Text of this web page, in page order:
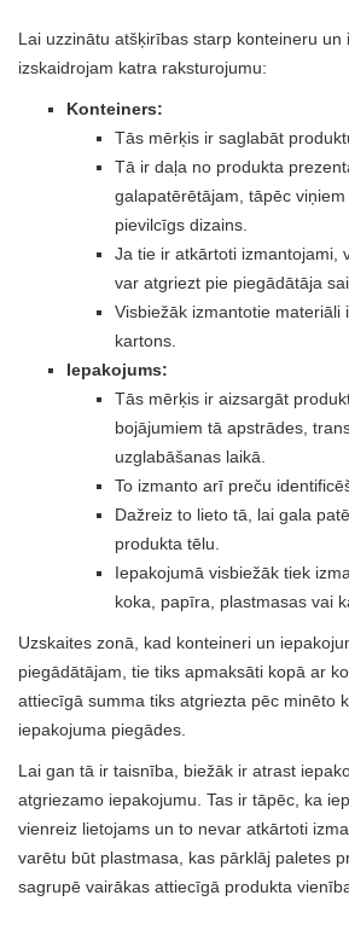
Lai uzzinātu atšķirības starp konteineru un
izskaidrojam katra raksturojumu:
Konteiners:
Tās mērķis ir saglabāt
Tā ir daļa no produkta
galapatērētājam, tāpēc
pievilcīgs dizains.
Ja tie ir atkārtoti izmantojami,
var atgriezt pie piegādātāja
Visbiežāk izmantotie materiāli
kartons.
Iepakojums:
Tās mērķis ir aizsargāt
bojājumiem tā apstrādes,
uzglabāšanas laikā.
To izmanto arī preču
Dažreiz to lieto tā, lai gala
produkta tēlu.
Iepakojumā visbiežāk tiek
koka, papīra, plastmasas vai
Uzskaites zonā, kad konteineri un
piegādātājam, tie tiks apmaksāti kopā ar
attiecīgā summa tiks atgriezta pēc minēto
iepakojuma piegādes.
Lai gan tā ir taisnība, biežāk ir atrast
atgriezamo iepakojumu. Tas ir tāpēc, ka
vienreiz lietojams un to nevar atkārtoti
varētu būt plastmasa, kas pārklāj paletes
sagrupē vairākas attiecīgā produkta